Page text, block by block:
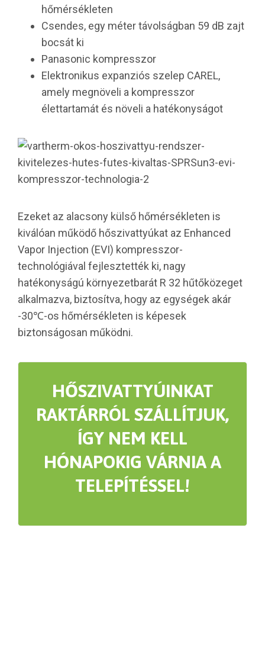
hőmérsékleten
Csendes, egy méter távolságban 59 dB zajt
bocsát ki
Panasonic kompresszor
Elektronikus expanziós szelep CAREL,
amely megnöveli a kompresszor
élettartamát és növeli a hatékonyságot
Ezeket az alacsony külső hőmérsékleten is
kiválóan működő hőszivattyúkat az Enhanced
Vapor Injection (EVI) kompresszor-
technológiával fejlesztették ki, nagy
hatékonyságú környezetbarát R 32 hűtőközeget
alkalmazva, biztosítva, hogy az egységek akár
-30℃-os hőmérsékleten is képesek
biztonságosan működni.
HŐSZIVATTYÚINKAT
RAKTÁRRÓL SZÁLLÍTJUK,
ÍGY NEM KELL
HÓNAPOKIG VÁRNIA A
TELEPÍTÉSSEL!